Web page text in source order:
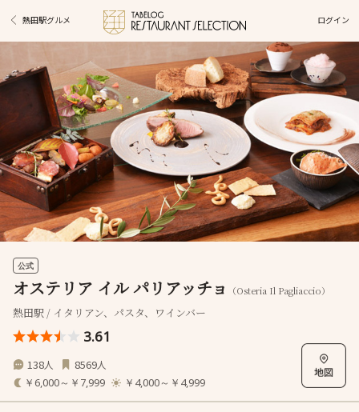
熱田駅グルメ ログイン
公式
オステリア イル パリアッチョ （Osteria Il Pagliaccio）
熱田駅 / イタリアン、パスタ、ワインバー
3.61
138人 8569人
￥6,000～￥7,999 ￥4,000～￥4,999